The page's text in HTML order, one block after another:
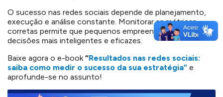
O sucesso nas redes sociais depende de planejamento,
execução e análise constante. Monitorar as métricas
corretas permite que pequenos empreendedores tomem
decisões mais inteligentes e eficazes.
Baixe agora o e-book “Resultados nas redes sociais:
saiba como medir o sucesso da sua estratégia” e
aprofunde-se no assunto!